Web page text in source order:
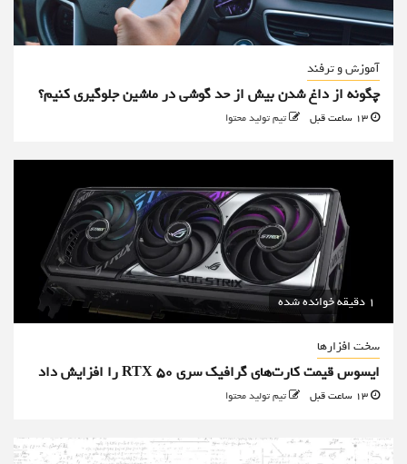
آموزش و ترفند
چگونه از داغ شدن بیش از حد گوشی در ماشین جلوگیری کنیم؟
تیم تولید محتوا
1 دقیقه خوانده شده
سخت افزارها
ایسوس قیمت کارت‌های گرافیک سری RTX 50 را افزایش داد
تیم تولید محتوا